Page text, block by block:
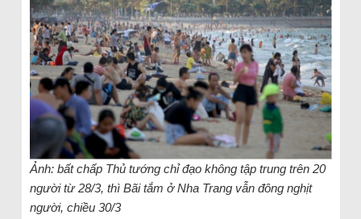
Ảnh: bất chấp Thủ tướng chỉ đạo không tập trung trên 20
người từ 28/3, thì Bãi tắm ở Nha Trang vẫn đông nghịt
người, chiều 30/3